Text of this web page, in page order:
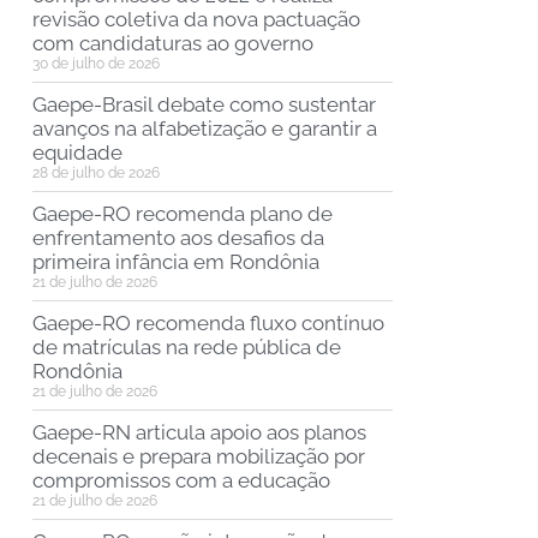
revisão coletiva da nova pactuação
com candidaturas ao governo
30 de julho de 2026
Gaepe-Brasil debate como sustentar
avanços na alfabetização e garantir a
equidade
28 de julho de 2026
Gaepe-RO recomenda plano de
enfrentamento aos desafios da
primeira infância em Rondônia
21 de julho de 2026
Gaepe-RO recomenda fluxo contínuo
de matrículas na rede pública de
Rondônia
21 de julho de 2026
Gaepe-RN articula apoio aos planos
decenais e prepara mobilização por
compromissos com a educação
21 de julho de 2026